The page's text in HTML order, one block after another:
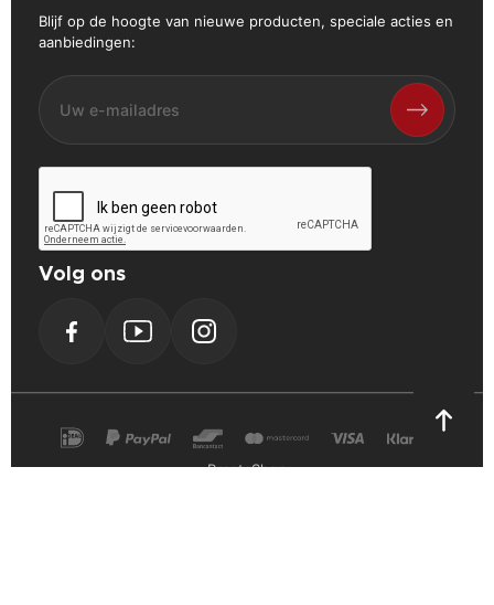
Blijf op de hoogte van nieuwe producten, speciale acties en
aanbiedingen:
Volg ons
PrestaShop